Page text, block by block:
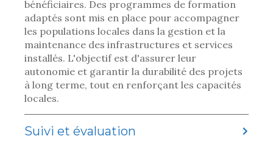
bénéficiaires. Des programmes de formation
adaptés sont mis en place pour accompagner
les populations locales dans la gestion et la
maintenance des infrastructures et services
installés. L'objectif est d'assurer leur
autonomie et garantir la durabilité des projets
à long terme, tout en renforçant les capacités
locales.
Suivi et évaluation